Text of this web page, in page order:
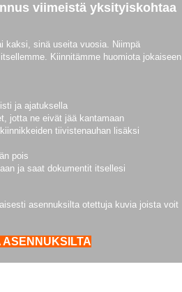
viimeistä yksityiskohtaa
kaksi, sinä useita vuosia. Niimpä
Kiinnitämme huomiota jokaiseen
ja ajatuksella
jotta ne eivät jää kantamaan
tiivistenauhan lisäksi
pois
ja saat dokumentit itsellesi
asennuksilta otettuja kuvia joista voit